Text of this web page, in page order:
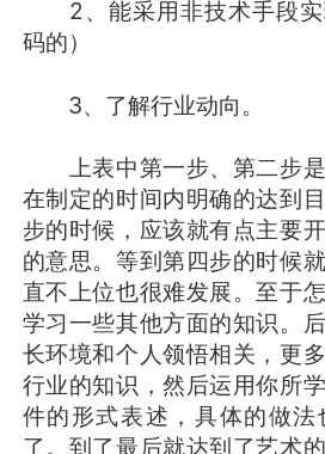
2、能采用非技术手段实
码的）
3、了解行业动向。
上表中第一步、第二步是
在制定的时间内明确的达到
步的时候，应该就有点主要
的意思。等到第四步的时候
直不上位也很难发展。至于
学习一些其他方面的知识。
长环境和个人领悟相关，更
行业的知识，然后运用你所
件的形式表述，具体的做
了。到了最后就达到了艺术